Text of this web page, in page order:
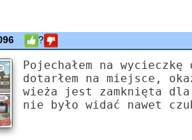
?
Pojechałem na
dotarłem na miejsce,
wieża jest zamknięta
nie było widać nawet